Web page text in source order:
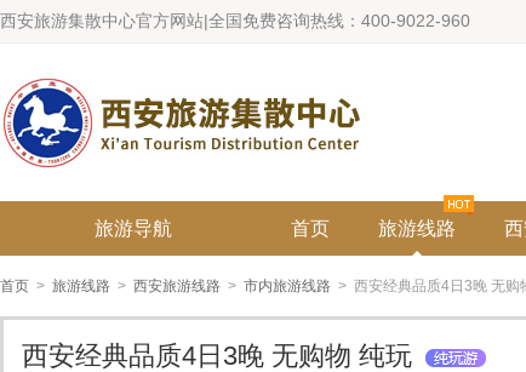
西安旅游集散中心官方网站|全国免费咨询热线：400-9022-960
旅游导航 首页 旅游线路
首页 > 旅游线路 > 西安旅游线路 > 市内旅游线路 > 西安经典品质4日3晚 无购
西安经典品质4日3晚 无购物 纯玩